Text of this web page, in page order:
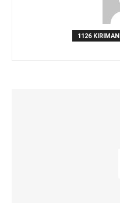
1126 KIRIMAN